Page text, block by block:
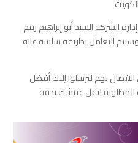
الشركة السيد أبو إبراهيم رقم
معهم وسيتم التعامل بطريقة سلسة غاية
بهم ليرسلوا إليك أفضل
المطلوبة لنقل عفشك بدقة